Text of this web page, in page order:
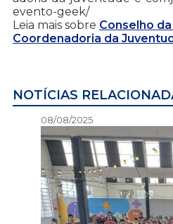
evento-geek/
Leia mais sobre Conselho
Coordenadoria da
NOTÍCIAS
08/08/2025